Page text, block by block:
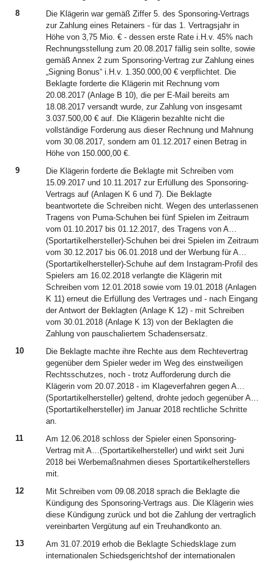
8
Die Klägerin war gemäß Ziffer 5. des Sponsoring-Vertrags
zur Zahlung eines Retainers - für das 1. Vertragsjahr in
Höhe von 3,75 Mio. € - dessen erste Rate i.H.v. 45% nach
Rechnungsstellung zum 20.08.2017 fällig sein sollte, sowie
gemäß Annex 2 zum Sponsoring-Vertrag zur Zahlung eines
„Signing Bonus“ i.H.v. 1.350.000,00 € verpflichtet. Die
Beklagte forderte die Klägerin mit Rechnung vom
20.08.2017 (Anlage B 10), die per E-Mail bereits am
18.08.2017 versandt wurde, zur Zahlung von insgesamt
3.037.500,00 € auf. Die Klägerin bezahlte nicht die
vollständige Forderung aus dieser Rechnung und Mahnung
vom 30.08.2017, sondern am 01.12.2017 einen Betrag in
Höhe von 150.000,00 €.
9
Die Klägerin forderte die Beklagte mit Schreiben vom
15.09.2017 und 10.11.2017 zur Erfüllung des Sponsoring-
Vertrags auf (Anlagen K 6 und 7). Die Beklagte
beantwortete die Schreiben nicht. Wegen des unterlassenen
Tragens von Puma-Schuhen bei fünf Spielen im Zeitraum
vom 01.10.2017 bis 01.12.2017, des Tragens von A…
(Sportartikelhersteller)-Schuhen bei drei Spielen im Zeitraum
vom 30.12.2017 bis 06.01.2018 und der Werbung für A…
(Sportartikelhersteller)-Schuhe auf dem Instagram-Profil des
Spielers am 16.02.2018 verlangte die Klägerin mit
Schreiben vom 12.01.2018 sowie vom 19.01.2018 (Anlagen
K 11) erneut die Erfüllung des Vertrages und - nach Eingang
der Antwort der Beklagten (Anlage K 12) - mit Schreiben
vom 30.01.2018 (Anlage K 13) von der Beklagten die
Zahlung von pauschaliertem Schadensersatz.
10
Die Beklagte machte ihre Rechte aus dem Rechtevertrag
gegenüber dem Spieler weder im Weg des einstweiligen
Rechtsschutzes, noch - trotz Aufforderung durch die
Klägerin vom 20.07.2018 - im Klageverfahren gegen A…
(Sportartikelhersteller) geltend, drohte jedoch gegenüber A…
(Sportartikelhersteller) im Januar 2018 rechtliche Schritte
an.
11
Am 12.06.2018 schloss der Spieler einen Sponsoring-
Vertrag mit A…(Sportartikelhersteller) und wirkt seit Juni
2018 bei Werbemaßnahmen dieses Sportartikelherstellers
mit.
12
Mit Schreiben vom 09.08.2018 sprach die Beklagte die
Kündigung des Sponsoring-Vertrags aus. Die Klägerin wies
diese Kündigung zurück und bot die Zahlung der vertraglich
vereinbarten Vergütung auf ein Treuhandkonto an.
13
Am 31.07.2019 erhob die Beklagte Schiedsklage zum
internationalen Schiedsgerichtshof der internationalen